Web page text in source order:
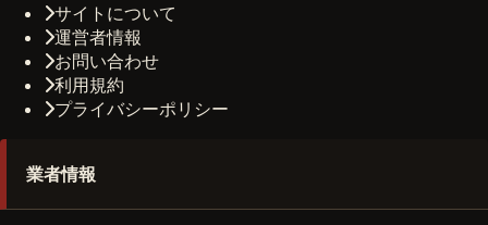
サイトについて
運営者情報
お問い合わせ
利用規約
プライバシーポリシー
業者情報